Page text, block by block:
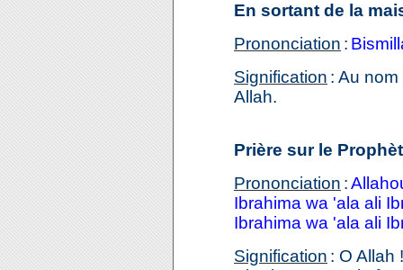
En sortant de la
Prononciation :
Signification : Au
Allah.
Prière sur le
Prononciation :
Ibrahima wa 'ala ali
Ibrahima wa 'ala ali
Signification : O Allah